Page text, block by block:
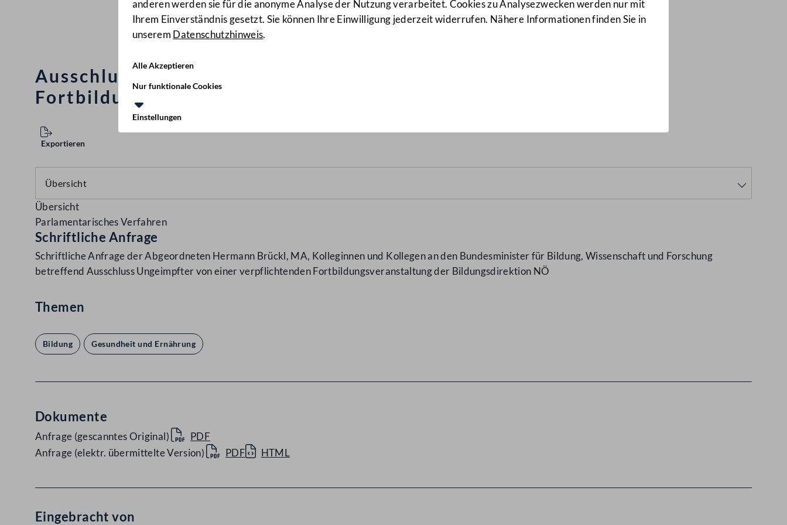
anderen werden sie für die anonyme Analyse der Nutzung verarbeitet. Cookies zu Analysezwecken werden nur mit
Ihrem Einverständnis gesetzt. Sie können Ihre Einwilligung jederzeit widerrufen. Nähere Informationen finden Sie in
unserem Datenschutzhinweis.
Alle Akzeptieren
Nur funktionale Cookies
Einstellungen
Anfragen
8658/J
Ausschluss Ungeimpfter von einer verpflichtenden
Fortbildungsveranstaltung der Bildungsdirektion NÖ
Exportieren
Übersicht
Parlamentarisches Verfahren
Schriftliche Anfrage
Schriftliche Anfrage der Abgeordneten Hermann Brückl, MA, Kolleginnen und Kollegen an den Bundesminister für Bildung, Wissenschaft und Forschung
betreffend Ausschluss Ungeimpfter von einer verpflichtenden Fortbildungsveranstaltung der Bildungsdirektion NÖ
Themen
Bildung Gesundheit und Ernährung
Dokumente
Anfrage (gescanntes Original)
PDF
Anfrage (elektr. übermittelte Version)
PDF HTML
Eingebracht von